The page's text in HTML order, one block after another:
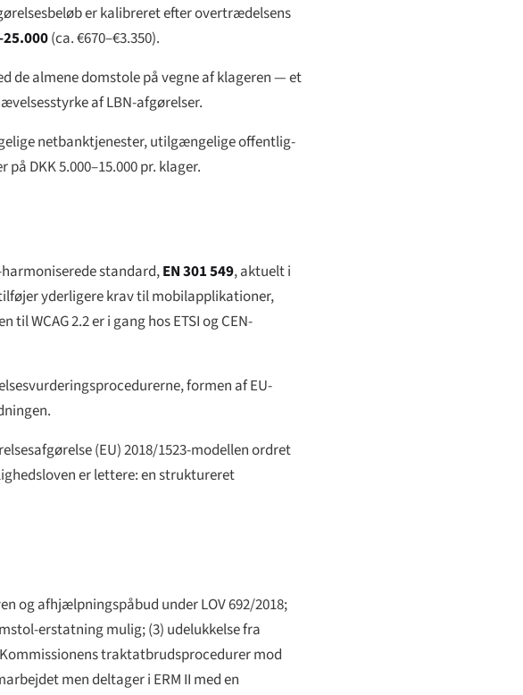
er kalibreret efter overtrædelsens
(ca. €670–€3.350).
de almene domstole på vegne af klageren — et
af LBN-afgørelser.
netbanktjenester, utilgængelige offentlig-
DKK 5.000–15.000 pr. klager.
standard,EN 301 549, aktuelt i
tilføjer yderligere krav til mobilapplikationer,
WCAG 2.2 er i gang hos ETSI og CEN-
formen af EU-
(EU) 2018/1523-modellen ordret
er lettere: en struktureret
og afhjælpningspåbud under LOV 692/2018;
erstatning mulig; (3) udelukkelse fra
traktatbrudsprocedurer mod
men deltager i ERM II med en